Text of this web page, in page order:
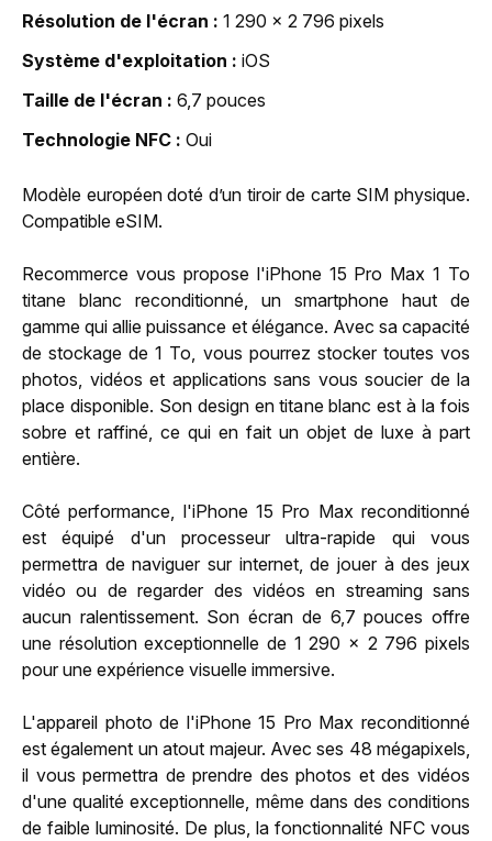
Résolution de l'écran
1 290 x 2 796 pixels
Système d'exploitation
iOS
Taille de l'écran
6,7 pouces
Technologie NFC
Oui
Modèle européen doté d’un tiroir de carte SIM physique.
Compatible eSIM.
Recommerce vous propose l'iPhone 15 Pro Max 1 To
titane blanc reconditionné, un smartphone haut de
gamme qui allie puissance et élégance. Avec sa capacité
de stockage de 1 To, vous pourrez stocker toutes vos
photos, vidéos et applications sans vous soucier de la
place disponible. Son design en titane blanc est à la fois
sobre et raffiné, ce qui en fait un objet de luxe à part
entière.
Côté performance, l'iPhone 15 Pro Max reconditionné
est équipé d'un processeur ultra-rapide qui vous
permettra de naviguer sur internet, de jouer à des jeux
vidéo ou de regarder des vidéos en streaming sans
aucun ralentissement. Son écran de 6,7 pouces offre
une résolution exceptionnelle de 1 290 x 2 796 pixels
pour une expérience visuelle immersive.
L'appareil photo de l'iPhone 15 Pro Max reconditionné
est également un atout majeur. Avec ses 48 mégapixels,
il vous permettra de prendre des photos et des vidéos
d'une qualité exceptionnelle, même dans des conditions
de faible luminosité. De plus, la fonctionnalité NFC vous